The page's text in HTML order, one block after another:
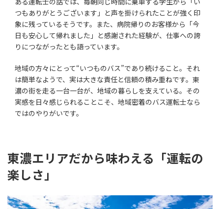
つもありがとうございます」と声を掛けられたことが強く印
象に残っているそうです。また、病院帰りのお客様から「今
日も安心して帰れました」と感謝された経験が、仕事への誇
りにつながったとも語っています。
地域の方々にとって“いつものバス”であり続けること。それ
は簡単なようで、実は大きな責任と信頼の積み重ねです。東
濃の街を走る一台一台が、地域の暮らしを支えている。その
実感を日々感じられることこそ、地域密着のバス運転士なら
ではのやりがいです。
東濃エリアだから味わえる「運転の
楽しさ」